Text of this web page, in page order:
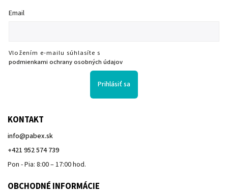
Email
Vložením e-mailu súhlasíte s
podmienkami ochrany osobných údajov
Prihlásiť sa
KONTAKT
info@pabex.sk
+421 952 574 739
Pon - Pia: 8:00 – 17:00 hod.
OBCHODNÉ INFORMÁCIE